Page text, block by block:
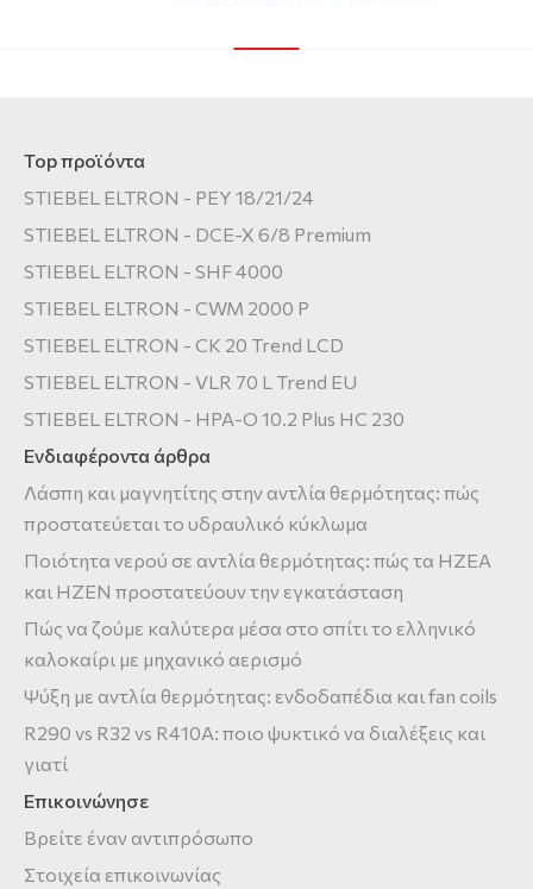
Top προϊόντα
STIEBEL ELTRON - PEY 18/21/24
STIEBEL ELTRON - DCE-X 6/8 Premium
STIEBEL ELTRON - SHF 4000
STIEBEL ELTRON - CWM 2000 P
STIEBEL ELTRON - CK 20 Trend LCD
STIEBEL ELTRON - VLR 70 L Trend EU
STIEBEL ELTRON - HPA-O 10.2 Plus HC 230
Ενδιαφέροντα άρθρα
Λάσπη και μαγνητίτης στην αντλία θερμότητας: πώς
προστατεύεται το υδραυλικό κύκλωμα
Ποιότητα νερού σε αντλία θερμότητας: πώς τα HZEA
και HZEN προστατεύουν την εγκατάσταση
Πώς να ζούμε καλύτερα μέσα στο σπίτι το ελληνικό
καλοκαίρι με μηχανικό αερισμό
Ψύξη με αντλία θερμότητας: ενδοδαπέδια και fan coils
R290 vs R32 vs R410A: ποιο ψυκτικό να διαλέξεις και
γιατί
Επικοινώνησε
Βρείτε έναν αντιπρόσωπο
Στοιχεία επικοινωνίας